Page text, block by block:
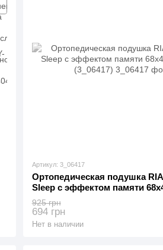
Артикул: 3_06417
Ортопедическая подушка
Sleep с эффектом памяти
(3_06417)
925 грн
694 грн
Нет в наличии